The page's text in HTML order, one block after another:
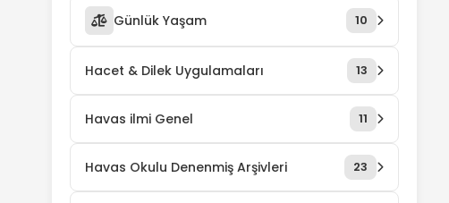
Günlük Yaşam 10
Hacet & Dilek Uygulamaları 13
Havas ilmi Genel 11
Havas Okulu Denenmiş Arşivleri 23